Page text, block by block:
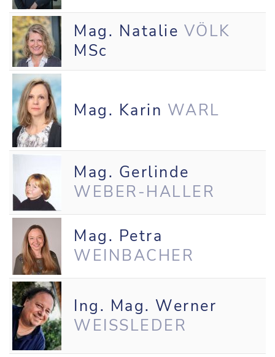
Mag. Natalie VÖLK
MSc
Mag. Karin WARL
Mag. Gerlinde
WEBER-HALLER
Mag. Petra
WEINBACHER
Ing. Mag. Werner
WEISSLEDER